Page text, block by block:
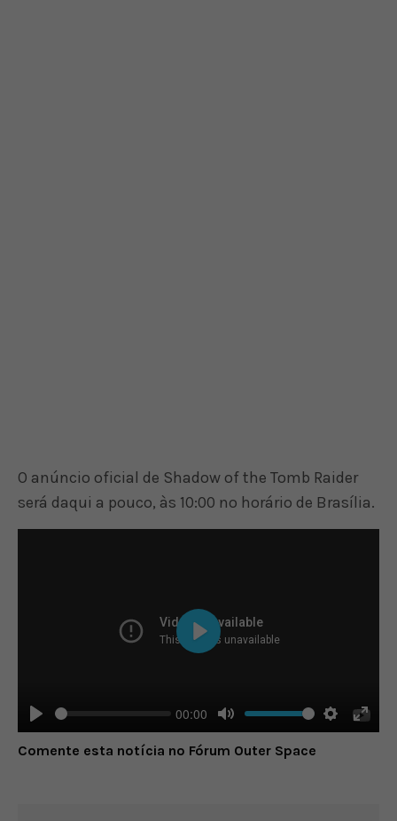
O anúncio oficial de Shadow of the Tomb Raider
será daqui a pouco, às 10:00 no horário de Brasília.
Play
00:00
Mute Settings
Enter
Play
Comente esta notícia no Fórum Outer Space